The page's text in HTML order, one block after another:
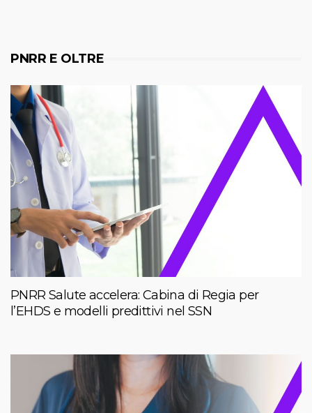
PNRR E OLTRE
PNRR Salute accelera: Cabina di Regia per
l’EHDS e modelli predittivi nel SSN